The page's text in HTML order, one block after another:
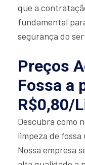
que a
fundamental
segurança do
Preços
Fossa a
R$0,80/
Descubra como
limpeza de fossa
Nossa empresa